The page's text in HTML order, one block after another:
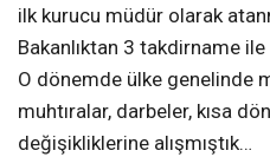
ilk kurucu müdür olarak
Bakanlıktan 3 takdirname
O dönemde ülke genelinde
muhtıralar, darbeler, kısa
değişikliklerine alışmıştık…